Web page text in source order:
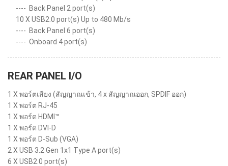
---- Back Panel 2 port(s)
10 X USB2.0 port(s) Up to 480 Mb/s
---- Back Panel 6 port(s)
---- Onboard 4 port(s)
REAR PANEL I/O
1 X พอร์ตเสียง (สัญญาณเข้า, 4 x สัญญาณออก, SPDIF ออก)
1 X พอร์ต RJ-45
1 X พอร์ต HDMI™
1 X พอร์ต DVI-D
1 X พอร์ต D-Sub (VGA)
2 X USB 3.2 Gen 1x1 Type A port(s)
6 X USB2.0 port(s)